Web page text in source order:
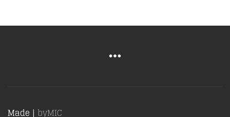
Made | byMIC